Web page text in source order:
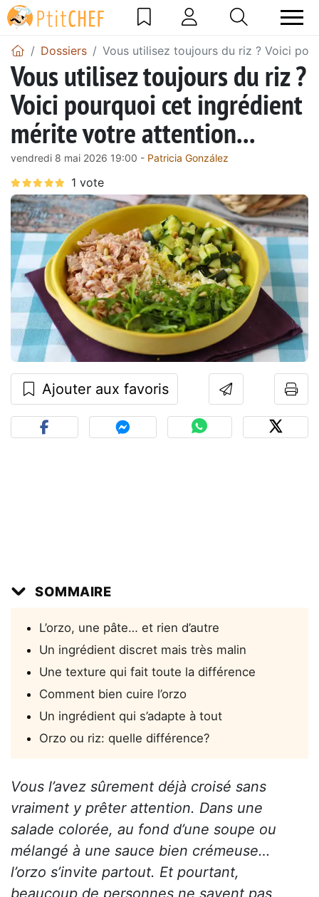
Dossiers Vous utilisez toujours du riz ? Voici
Vous utilisez toujours du riz ?
Voici pourquoi cet ingrédient
mérite votre attention...
vendredi 8 mai 2026 19:00 - Patricia González
Ajouter aux favoris
SOMMAIRE
L’orzo, une pâte… et rien d’autre
Un ingrédient discret mais très malin
Une texture qui fait toute la différence
Comment bien cuire l’orzo
Un ingrédient qui s’adapte à tout
Orzo ou riz: quelle différence?
Vous l’avez sûrement déjà croisé sans
vraiment y prêter attention. Dans une
salade colorée, au fond d’une soupe ou
mélangé à une sauce bien crémeuse…
l’orzo s’invite partout. Et pourtant,
beaucoup de personnes ne savent pas